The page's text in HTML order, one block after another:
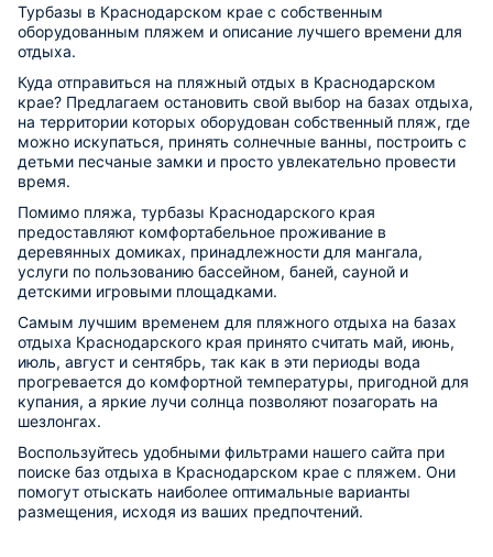
Турбазы в Краснодарском крае с собственным
оборудованным пляжем и описание лучшего времени для
отдыха.
Куда отправиться на пляжный отдых в Краснодарском
крае? Предлагаем остановить свой выбор на базах отдыха,
на территории которых оборудован собственный пляж, где
можно искупаться, принять солнечные ванны, построить с
детьми песчаные замки и просто увлекательно провести
время.
Помимо пляжа, турбазы Краснодарского края
предоставляют комфортабельное проживание в
деревянных домиках, принадлежности для мангала,
услуги по пользованию бассейном, баней, сауной и
детскими игровыми площадками.
Самым лучшим временем для пляжного отдыха на базах
отдыха Краснодарского края принято считать май, июнь,
июль, август и сентябрь, так как в эти периоды вода
прогревается до комфортной температуры, пригодной для
купания, а яркие лучи солнца позволяют позагорать на
шезлонгах.
Воспользуйтесь удобными фильтрами нашего сайта при
поиске баз отдыха в Краснодарском крае с пляжем. Они
помогут отыскать наиболее оптимальные варианты
размещения, исходя из ваших предпочтений.